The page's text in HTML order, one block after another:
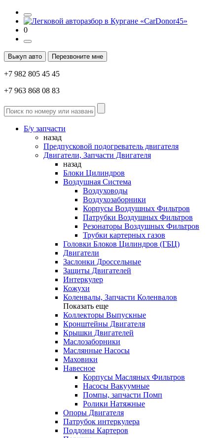
0
Выкуп авто Перезвоните мне
+7 982 805 45 45
+7 963 868 08 83
Б/у запчасти
назад
Предпусковой подогреватель двигателя
Двигатели, Запчасти Двигателя
назад
Блоки Цилиндров
Воздушная Система
Воздуховоды
Воздухозаборники
Корпусы Воздушных Фильтров
Патрубки Воздушных Фильтров
Резонаторы Воздушных Фильтров
Трубки картерных газов
Головки Блоков Цилиндров (ГБЦ)
Двигатели
Заслонки Дроссельные
Защиты Двигателей
Интеркулер
Кожухи
Коленвалы, Запчасти Коленвалов
Показать еще
Коллекторы Выпускные
Кронштейны Двигателя
Крышки Двигателей
Маслозаборники
Маслянные Насосы
Маховики
Навесное
Корпусы Масляных Фильтров
Насосы Вакуумные
Помпы, запчасти Помп
Ролики Натяжные
Опоры Двигателя
Патрубок интеркулера
Поддоны Картеров